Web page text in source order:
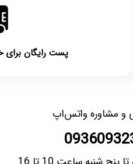
پست رایگان برای
و مشاوره واتس‌اپ